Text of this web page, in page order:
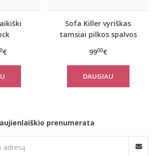
€
Sofa Killer vyriškas
tamsiai pilkos spalvos
Rock su šortais
9900€
DAUGIAU
prenumerata